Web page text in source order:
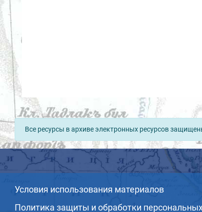
Все ресурсы в архиве электронных ресурсов
Условия использования материалов
Политика защиты и обработки